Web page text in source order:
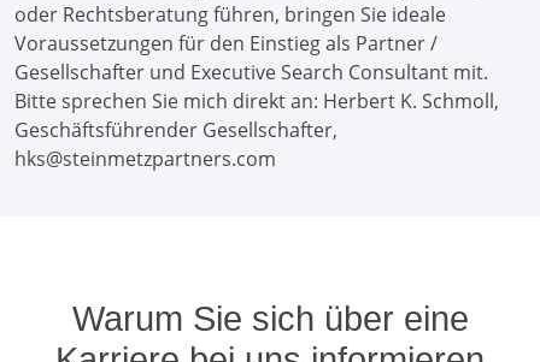
oder Rechtsberatung führen, bringen Sie ideale
Voraussetzungen für den Einstieg als Partner /
Gesellschafter und Executive Search Consultant mit.
Bitte sprechen Sie mich direkt an: Herbert K. Schmoll,
Geschäftsführender Gesellschafter,
hks@steinmetzpartners.com
Warum Sie sich über eine